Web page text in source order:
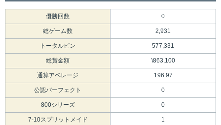
優勝回数 0
総ゲーム数 2,931
トータルピン 577,331
総賞金額 \863,100
通算アベレージ 196.97
公認パーフェクト 0
800シリーズ 0
7-10スプリットメイド 1